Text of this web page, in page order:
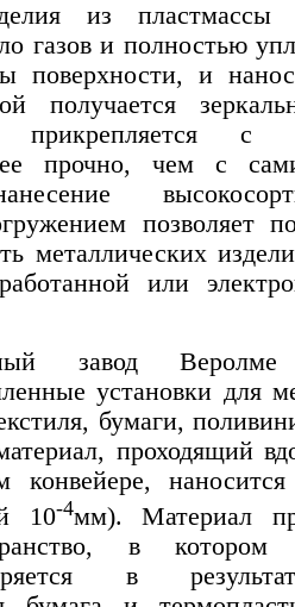
из пластмассы
газов и полностью
поверхности, и
получается
с
прочно, чем с
позволяет
металлических
или
завод Веролме
установки для
бумаги,
проходящий
конвейере,
10-4мм). Материал
в котором
в